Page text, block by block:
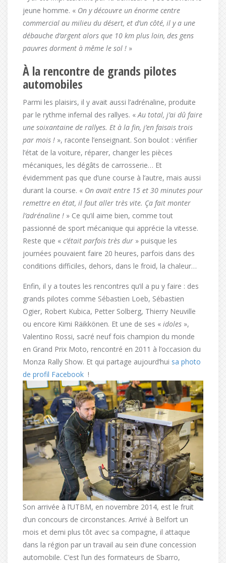
jeune homme. « On y découvre un énorme centre
commercial au milieu du désert, et d’un côté, il y a une
débauche d’argent alors que 10 km plus loin, des gens
pauvres dorment à même le sol ! »
À la rencontre de grands pilotes
automobiles
Parmi les plaisirs, il y avait aussi l’adrénaline, produite
par le rythme infernal des rallyes. « Au total, j’ai dû faire
une soixantaine de rallyes. Et à la fin, j’en faisais trois
par mois ! », raconte l’enseignant. Son boulot : vérifier
l’état de la voiture, réparer, changer les pièces
mécaniques, les dégâts de carrosserie… Et
évidemment pas que d’une course à l’autre, mais aussi
durant la course. « On avait entre 15 et 30 minutes pour
remettre en état, il faut aller très vite. Ça fait monter
l’adrénaline ! » Ce qu’il aime bien, comme tout
passionné de sport mécanique qui apprécie la vitesse.
Reste que « c’était parfois très dur » puisque les
journées pouvaient faire 20 heures, parfois dans des
conditions difficiles, dehors, dans le froid, la chaleur…
Enfin, il y a toutes les rencontres qu’il a pu y faire : des
grands pilotes comme Sébastien Loeb, Sébastien
Ogier, Robert Kubica, Petter Solberg, Thierry Neuville
ou encore Kimi Räikkönen. Et une de ses « idoles »,
Valentino Rossi, sacré neuf fois champion du monde
en Grand Prix Moto, rencontré en 2011 à l’occasion du
Monza Rally Show. Et qui partage aujourd’hui sa photo
de profil Facebook !
Son arrivée à l’UTBM, en novembre 2014, est le fruit
d’un concours de circonstances. Arrivé à Belfort un
mois et demi plus tôt avec sa compagne, il attaque
dans la région par un travail au sein d’une concession
automobile. C’est l’un des formateurs de Sbarro,